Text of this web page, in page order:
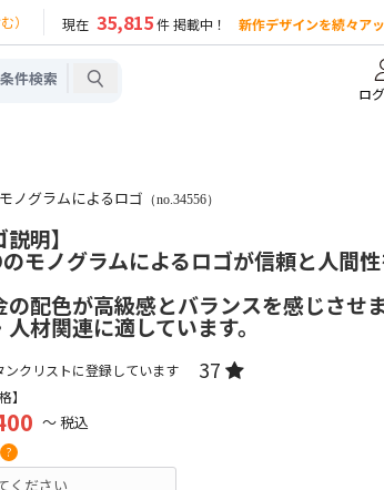
） 現在 35,815件 掲載中！ 新作デザインを続々ア
件検索
ロ
ノグラムによるロゴ （no.34556）
説明】
のモノグラムによるロゴが信頼と人間
の配色が高級感とバランスを感じさせま
人材関連に適しています。
ンクリストに登録しています 37
】
～ 税込
?